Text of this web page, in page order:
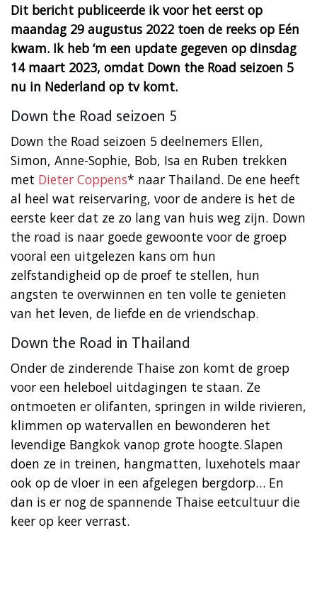
Dit bericht publiceerde ik voor het eerst op
maandag 29 augustus 2022 toen de reeks op Eén
kwam. Ik heb ‘m een update gegeven op dinsdag
14 maart 2023, omdat Down the Road seizoen 5
nu in Nederland op tv komt.
Down the Road seizoen 5
Down the Road seizoen 5 deelnemers Ellen,
Simon, Anne-Sophie, Bob, Isa en Ruben trekken
met Dieter Coppens* naar Thailand. De ene heeft
al heel wat reiservaring, voor de andere is het de
eerste keer dat ze zo lang van huis weg zijn. Down
the road is naar goede gewoonte voor de groep
vooral een uitgelezen kans om hun
zelfstandigheid op de proef te stellen, hun
angsten te overwinnen en ten volle te genieten
van het leven, de liefde en de vriendschap.
Down the Road in Thailand
Onder de zinderende Thaise zon komt de groep
voor een heleboel uitdagingen te staan. Ze
ontmoeten er olifanten, springen in wilde rivieren,
klimmen op watervallen en bewonderen het
levendige Bangkok vanop grote hoogte. Slapen
doen ze in treinen, hangmatten, luxehotels maar
ook op de vloer in een afgelegen bergdorp… En
dan is er nog de spannende Thaise eetcultuur die
keer op keer verrast.